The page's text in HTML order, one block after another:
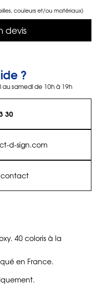
couleurs et/ou matériaux)
devis
?
samedi de 10h à 19h
30
d-sign.com
contact
40 coloris à la
en France.